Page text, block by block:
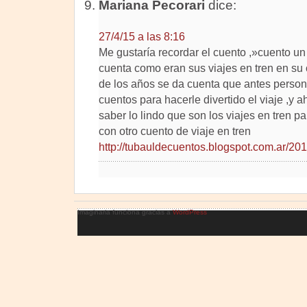
Mariana Pecorari dice:
27/4/15 a las 8:16
Me gustaría recordar el cuento ,»cuento
cuenta como eran sus viajes en tren en
de los años se da cuenta que antes
cuentos para hacerle divertido el viaje ,y
saber lo lindo que son los viajes en tren
con otro cuento de viaje en tren
http://tubauldecuentos.blogspot.com.ar/
Imaginaria funciona gracias aWordPress